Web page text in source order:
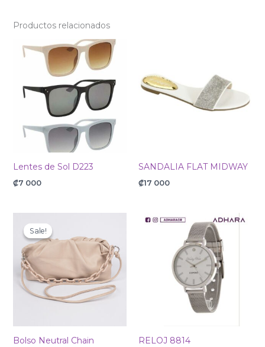
Productos relacionados
Lentes de Sol D223
₡7 000
SANDALIA FLAT MIDWAY
₡17 000
Sale!
Sale!
Bolso Neutral Chain
price
was:
₡28
is:
₡22
400.
RELOJ 8814